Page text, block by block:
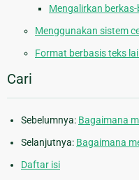
Mengalirkan
Menggunakan sistem
Format berbasis teks
Cari
Sebelumnya: Bagaimana
Selanjutnya: Bagaimana
Daftar isi